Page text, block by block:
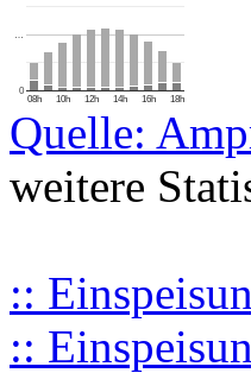
08h 10h 12h 14h 16h 18h
0
…
Quelle:
weitere
::
::